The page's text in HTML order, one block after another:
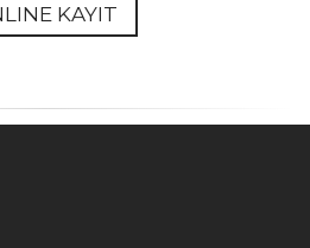
KAYIT